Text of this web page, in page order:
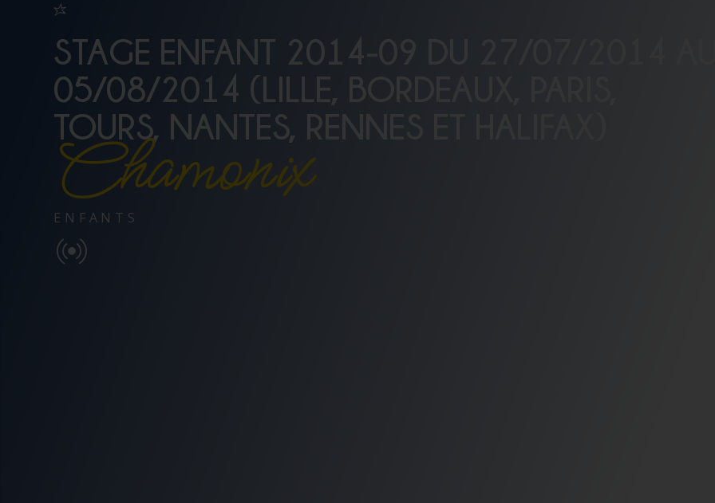
STAGE ENFANT 2014-09 DU 27/07/2014
05/08/2014 (LILLE, BORDEAUX, PARIS,
TOURS, NANTES, RENNES ET HALIFAX)
Chamonix
ENFANTS